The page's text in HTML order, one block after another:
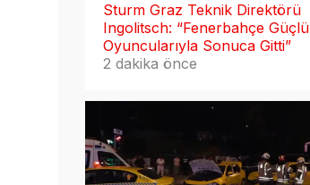
Sturm Graz Teknik Direktörü
Ingolitsch: “Fenerbahçe Güçlü
Oyuncularıyla Sonuca Gitti”
2 dakika önce